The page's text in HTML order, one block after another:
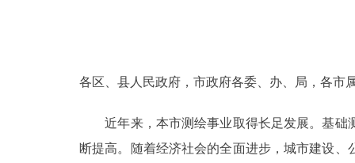
政策兑现
决策公开
各区、县人民政府，市政府各委、办、局，各市
近年来，本市测绘事业取得长足发展。基础
断提高。随着经济社会的全面进步，城市建设